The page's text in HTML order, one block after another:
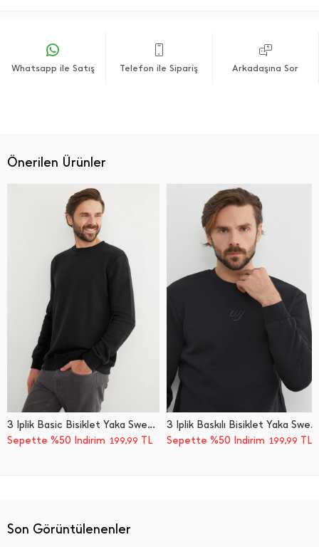
Whatsapp ile Satış Telefon ile Sipariş Arkadaşına Sor
Önerilen Ürünler
3 İ̇plik Basic Bisiklet Yaka Sweatshirt
Sepette %50 İndirim 199,99 TL
3 İ̇plik Baskılı Bisiklet Yaka Sweatshirt
Sepette %50 İndirim 199,99 TL
Son Görüntülenenler